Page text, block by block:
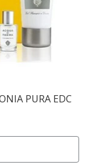
PURA EDC